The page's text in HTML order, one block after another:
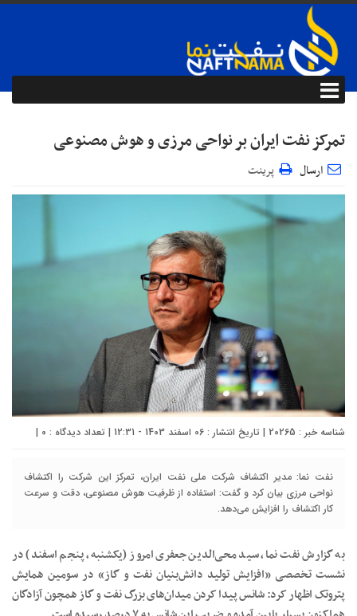
تمرکز نفت ایران بر نواحی مرزی و هوش مصنوعی
ارسال پرینت
شناسه خبر : 20265 | تاریخ انتشار : 06 اسفند 1403 - 12:31 | تعداد دیدگاه : ۰ |
نفت نما: مدیر اکتشاف شرکت ملی نفت ایران، تمرکز این شرکت را اکتشاف
نواحی مرزی بیان کرد و گفت: استفاده از ظرفیت هوش مصنوعی، دقت و سرعت
کار اکتشاف را افزایش می‌دهد.
به گزارش نفت نما، سید محی‌الدین جعفری امروز (یکشنبه، پنجم اسفند) در
نشست تخصصی «افزایش تولید دانش‌بنیان نفت و گاز» در سومین همایش
پتروتک اظهار کرد: شانس پیدا کردن میدان‌های بزرگ نفت و گاز همچون آزادگان